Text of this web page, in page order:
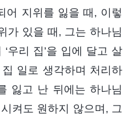
어 지위를 잃을 때, 이렇
가 있을 때, 그는 하나님
우리 집’을 입에 달고 살
일로 생각하며 처리하
잃고 난 뒤에는 하나님
켜도 원하지 않으며, 그